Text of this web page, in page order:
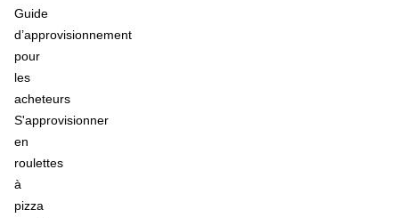
Guide
d’approvisionnement
pour
les
acheteurs
S'approvisionner
en
roulettes
à
pizza